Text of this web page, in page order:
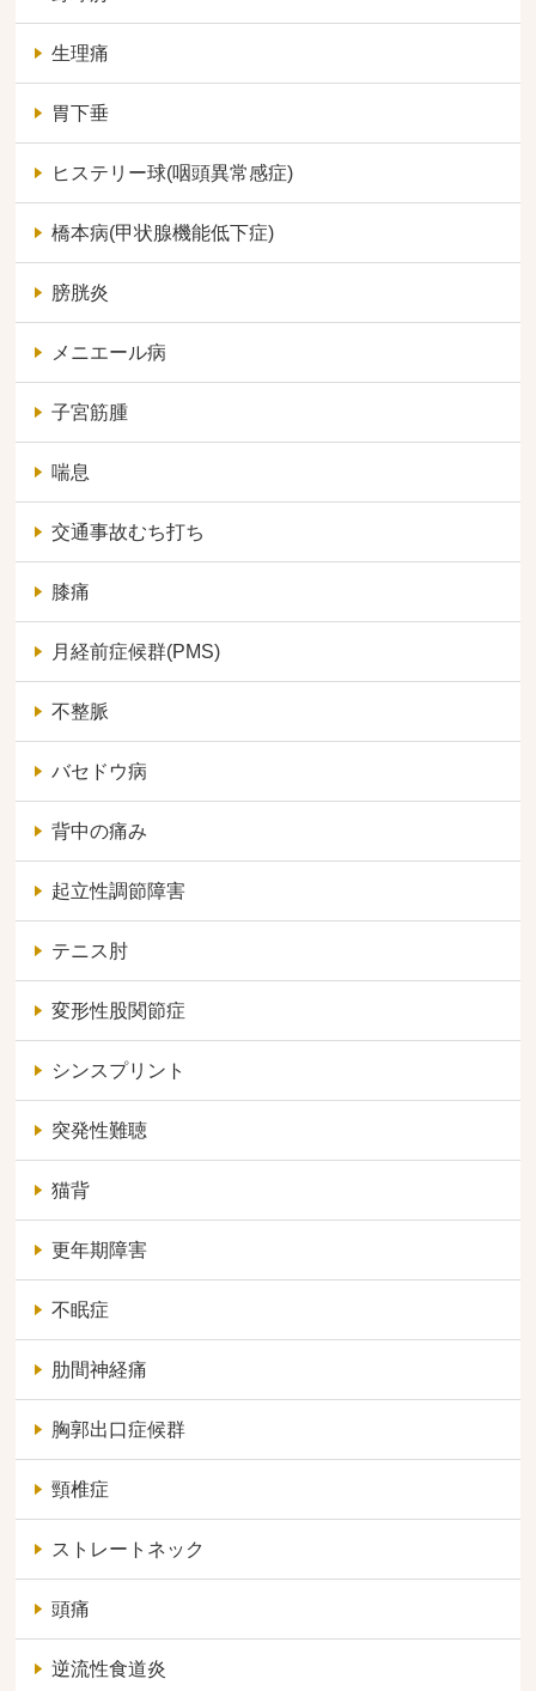
生理痛
胃下垂
ヒステリー球(咽頭異常感症)
橋本病(甲状腺機能低下症)
膀胱炎
メニエール病
子宮筋腫
喘息
交通事故むち打ち
膝痛
月経前症候群(PMS)
不整脈
バセドウ病
背中の痛み
起立性調節障害
テニス肘
変形性股関節症
シンスプリント
突発性難聴
猫背
更年期障害
不眠症
肋間神経痛
胸郭出口症候群
頸椎症
ストレートネック
頭痛
逆流性食道炎